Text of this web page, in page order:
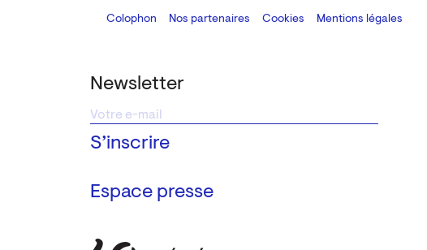
Newsletter
Espace presse
Colophon
Design:Marcel Kaczmarek, code:8080.studio
Nos partenaires Cookies Mentions légales